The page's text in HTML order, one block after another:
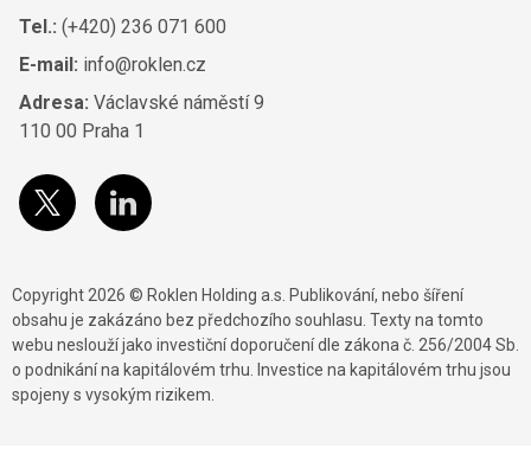
Tel.: (+420) 236 071 600
E-mail: info@roklen.cz
Adresa: Václavské náměstí 9
110 00 Praha 1
Copyright 2026 © Roklen Holding a.s. Publikování, nebo šíření
obsahu je zakázáno bez předchozího souhlasu. Texty na tomto
webu neslouží jako investiční doporučení dle zákona č. 256/2004 Sb.
o podnikání na kapitálovém trhu. Investice na kapitálovém trhu jsou
spojeny s vysokým rizikem.